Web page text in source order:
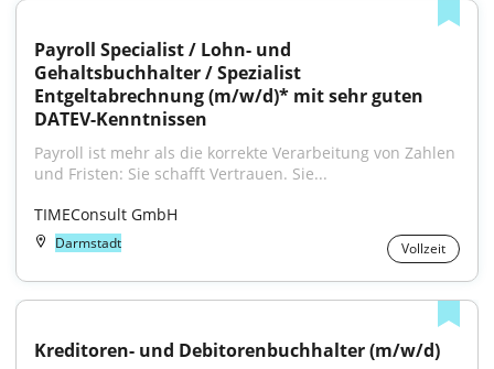
Payroll Specialist / Lohn- und
Gehaltsbuchhalter / Spezialist
Entgeltabrechnung (m/w/d)* mit sehr guten
DATEV-Kenntnissen
Payroll ist mehr als die korrekte Verarbeitung von Zahlen
und Fristen: Sie schafft Vertrauen. Sie...
TIMEConsult GmbH
Darmstadt Vollzeit
Kreditoren- und Debitorenbuchhalter (m/w/d)